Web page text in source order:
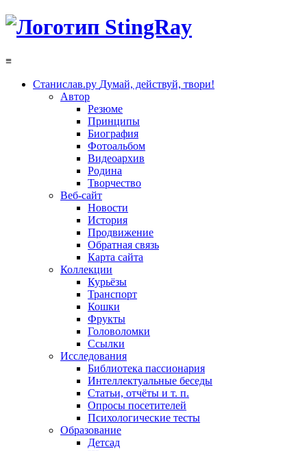
≡
Станислав.ру Думай, действуй, твори!
Автор
Резюме
Принципы
Биография
Фотоальбом
Видеоархив
Родина
Творчество
Веб-сайт
Новости
История
Продвижение
Обратная связь
Карта сайта
Коллекции
Курьёзы
Транспорт
Кошки
Фрукты
Головоломки
Ссылки
Исследования
Библиотека пассионария
Интеллектуальные беседы
Статьи, отчёты и т. п.
Опросы посетителей
Психологические тесты
Образование
Детсад